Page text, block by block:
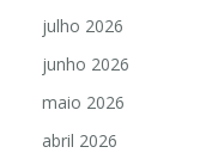
julho 2026
junho 2026
maio 2026
abril 2026